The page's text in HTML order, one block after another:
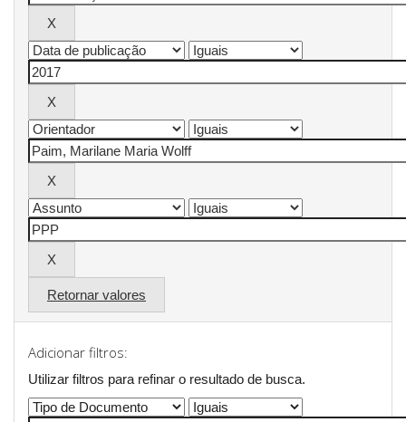
Retornar valores
Adicionar filtros:
Utilizar filtros para refinar o resultado de busca.